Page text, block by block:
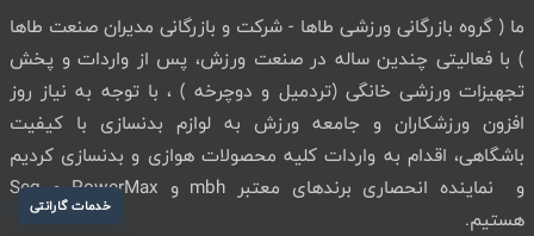
خدمات گارانتی
ما ( گروه بازرگانی ورزشی طاها - شرکت و بازرگانی مدیران صنعت طاها
) با فعالیتی چندین ساله در صنعت ورزش، پس از واردات و پخش
تجهیزات ورزشی خانگی (تردمیل و دوچرخه ) ، با توجه به نیاز روز
افزون ورزشکاران و جامعه ورزش به لوازم بدنسازی با کیفیت
باشگاهی، اقدام به واردات کلیه محصولات هوازی و بدنسازی کردیم
و نماینده انحصاری برندهای معتبر mbh و PowerMax و Seg
هستیم.